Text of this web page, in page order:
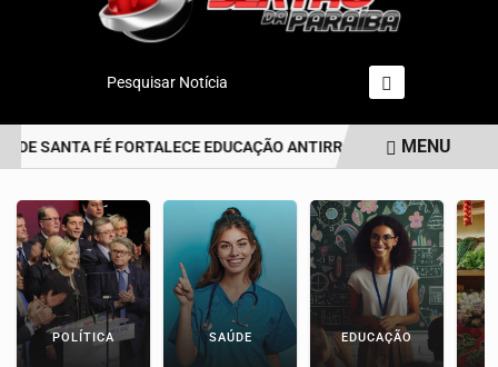
Pesquisar Notícia
DE SANTA FÉ FORTALECE EDUCAÇÃO ANTIRRACISTA DESDE A
MENU
POLÍTICA SAÚDE EDUCAÇÃO